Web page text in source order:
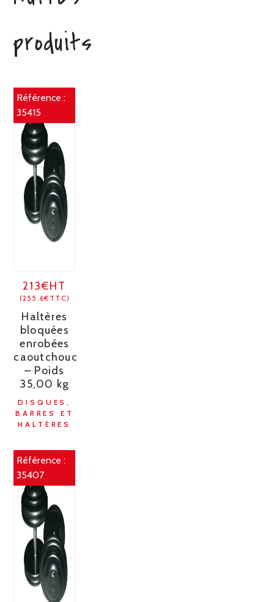
produits
Référence :
35415
213€HT
(255.6€TTC)
Haltères
bloquées
enrobées
caoutchouc
– Poids
35,00 kg
DISQUES,
BARRES ET
HALTÈRES
Référence :
35407